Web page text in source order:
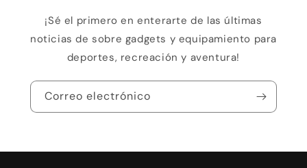
¡Sé el primero en enterarte de las últimas
noticias de sobre gadgets y equipamiento para
deportes, recreación y aventura!
Correo electrónico